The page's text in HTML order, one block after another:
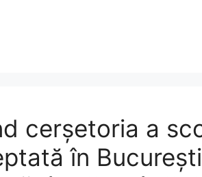
cerșetoria a
în